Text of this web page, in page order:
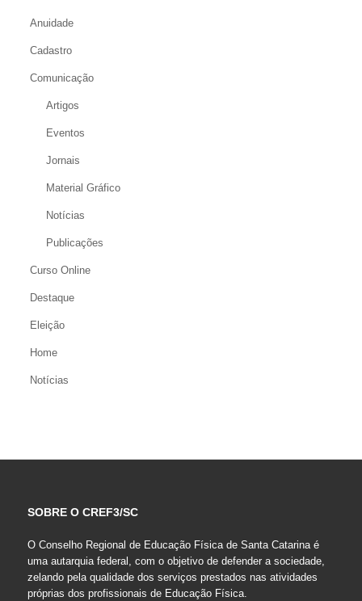
Anuidade
Cadastro
Comunicação
Artigos
Eventos
Jornais
Material Gráfico
Notícias
Publicações
Curso Online
Destaque
Eleição
Home
Notícias
SOBRE O CREF3/SC
O Conselho Regional de Educação Física de Santa Catarina é
uma autarquia federal, com o objetivo de defender a sociedade,
zelando pela qualidade dos serviços prestados nas atividades
próprias dos profissionais de Educação Física.